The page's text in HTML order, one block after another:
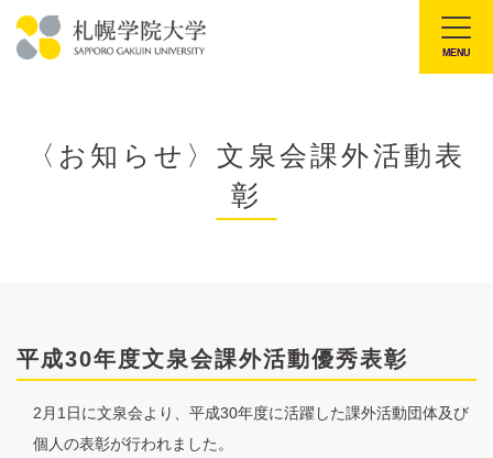
文
MENU
〈お知らせ〉文泉会課外活動表
彰
平成30年度文泉会課外活動優秀表彰
2月1日に文泉会より、平成30年度に活躍した課外活動団体及び
個人の表彰が行われました。